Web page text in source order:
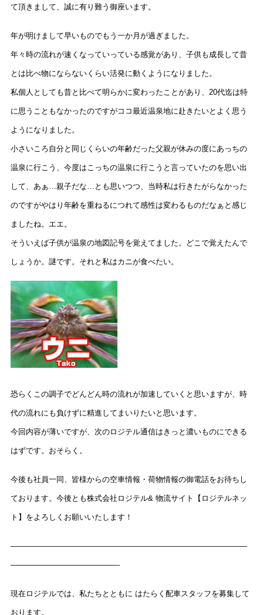
て頂きまして、誠に有り難う御座います。
年が明けまして早いものでもう一か月が過ぎました。
年々時の流れが速くなっていっている感覚があり、子供も成長して昔
とは比べ物にならないくらい活発に動くようになりました。
私個人としても昔と比べて明らかに変わったことがあり、20代迄は特
に思うこともなかったのですがココ最近温泉地に赴きたいとよく思う
ようになりました。
小さいころ自分と同じくらいの年齢だった父親が休みの度にあっちの
温泉に行こう、今度はこっちの温泉に行こうと言っていたのを思い出
して、あぁ…親子だな…とも思いつつ、当時私は行きたがらなかった
のですがやはり年齢を重ねるにつれて感性は変わるものだなぁと感じ
ましたね。エエ。
そういえば子供が温泉の地図記号を覚えてました。どこで覚えたんで
しょうか。謎です。それと私はカニが食べたい。
恐らくこの調子でどんどん時の流れが加速していくと思いますが、時
代の流れにも負けずに精進してまいりたいと思います。
今回内容が薄いですが、次のロジテル通信はきっと濃いものにできる
はずです。おそらく。
今後も社員一同、皆様からの空車情報・荷物情報の御電話をお待ちし
ております。今後とも株式会社ロジテル& 物流サイト【ロジテルネッ
ト】をよろしくお願いいたします！
———————————————————————————————
——————————————-
現在ロジテルでは、私たちとともに はたらく配車スタッフを募集して
おります。